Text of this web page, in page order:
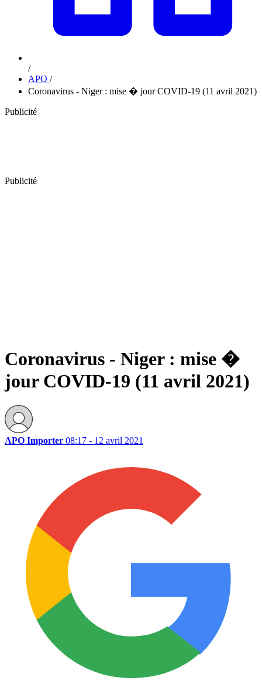
/
APO /
Coronavirus - Niger : mise � jour COVID-19 (11 avril 2021)
Publicité
Publicité
Coronavirus - Niger : mise �
jour COVID-19 (11 avril 2021)
APO Importer 08:17 - 12 avril 2021